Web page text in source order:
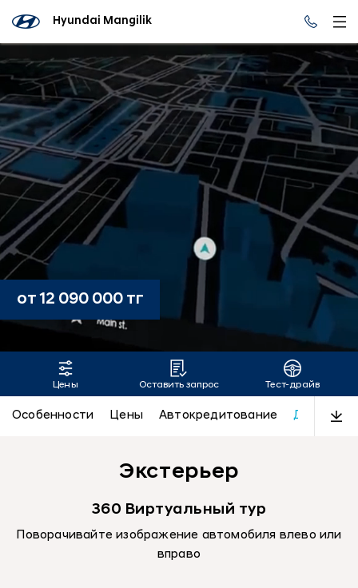
Hyundai Mangilik
TUCSON
от 12 090 000 тг
Цены Оставить запрос Тест-драйв
Особенности Цены Автокредитование Дизайн
Экстерьер
360 Виртуальный тур
Поворачивайте изображение автомобиля влево или
вправо